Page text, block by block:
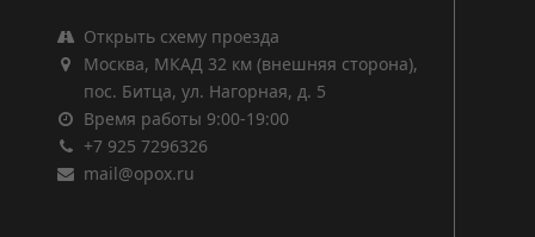
Открыть схему проезда
Москва, МКАД 32 км (внешняя сторона),
пос. Битца, ул. Нагорная, д. 5
Время работы 9:00-19:00
+7 925 7296326
mail@opox.ru